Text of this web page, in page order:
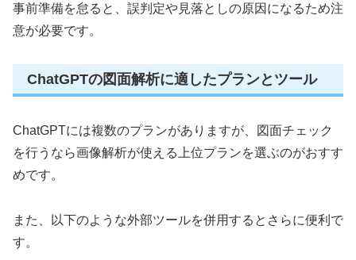
事前準備を怠ると、誤判定や見落としの原因になるため注
意が必要です。
ChatGPTの図面解析に適したプランとツール
ChatGPTには複数のプランがありますが、図面チェック
を行うなら画像解析が使える上位プランを選ぶのがおすす
めです。
また、以下のような外部ツールを併用するとさらに便利で
す。